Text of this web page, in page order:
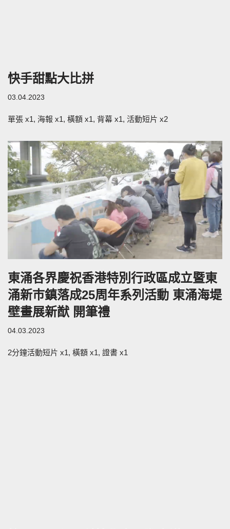
快手甜點大比拼
03.04.2023
單張 x1, 海報 x1, 橫額 x1, 背幕 x1, 活動短片 x2
東涌各界慶祝香港特別行政區成立暨東
涌新巿鎮落成25周年系列活動 東涌海堤
壁畫展新猷 開筆禮
04.03.2023
2分鐘活動短片 x1, 橫額 x1, 證書 x1